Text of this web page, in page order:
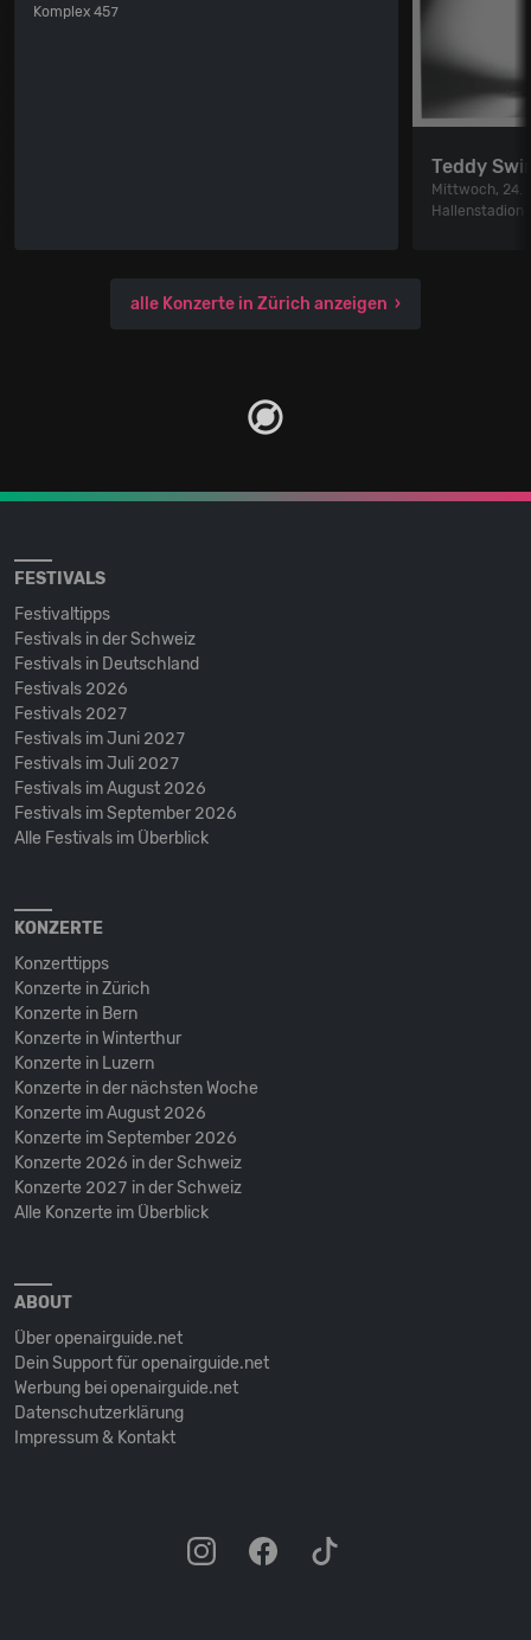
Komplex 457
Teddy
Mittwoch, 24.
Hallenstadion
alle Konzerte in Zürich anzeigen
FESTIVALS
Festivaltipps
Festivals in der Schweiz
Festivals in Deutschland
Festivals 2026
Festivals 2027
Festivals im Juni 2027
Festivals im Juli 2027
Festivals im August 2026
Festivals im September 2026
Alle Festivals im Überblick
KONZERTE
Konzerttipps
Konzerte in Zürich
Konzerte in Bern
Konzerte in Winterthur
Konzerte in Luzern
Konzerte in der nächsten Woche
Konzerte im August 2026
Konzerte im September 2026
Konzerte 2026 in der Schweiz
Konzerte 2027 in der Schweiz
Alle Konzerte im Überblick
ABOUT
Über openairguide.net
Dein Support für openairguide.net
Werbung bei openairguide.net
Datenschutz­erklärung
Impressum & Kontakt